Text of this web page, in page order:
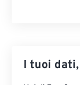
I tuoi